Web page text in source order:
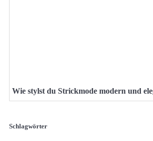
Wie stylst du Strickmode modern und
Schlagwörter